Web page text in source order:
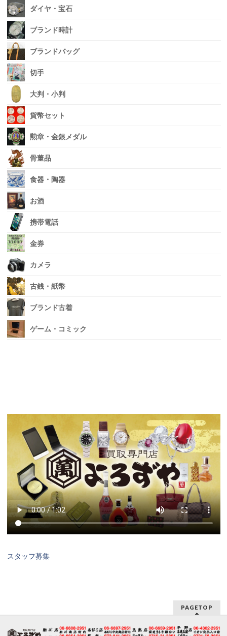
ダイヤ・宝石
ブランド時計
ブランドバッグ
切手
大判・小判
貨幣セット
勲章・金銀メダル
骨董品
食器・陶器
お酒
携帯電話
金券
カメラ
古銭・紙幣
ブランド古着
ゲーム・コミック
スタッフ募集
PAGETOP